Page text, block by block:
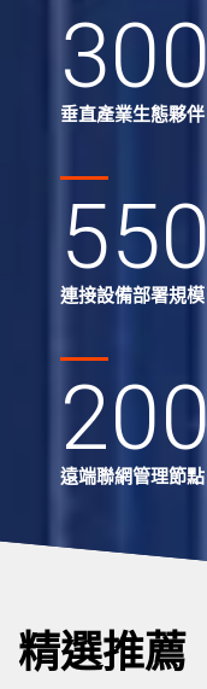
300
垂直產業生態夥伴
550
連接設備部署規模
遠端聯網管理節點
精選推薦